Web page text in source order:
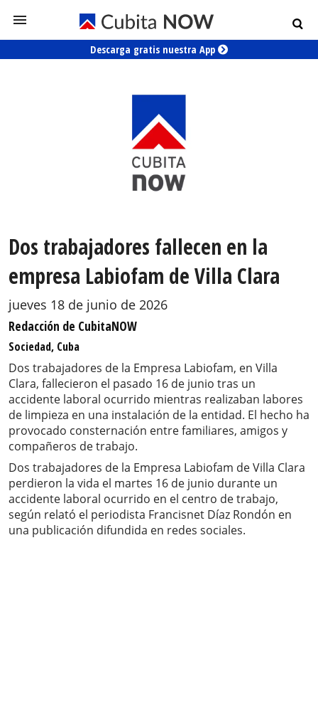
Descarga gratis nuestra App
Dos trabajadores fallecen en la
empresa Labiofam de Villa Clara
jueves 18 de junio de 2026
Redacción de CubitaNOW
Sociedad, Cuba
Dos trabajadores de la Empresa Labiofam, en Villa
Clara, fallecieron el pasado 16 de junio tras un
accidente laboral ocurrido mientras realizaban labores
de limpieza en una instalación de la entidad. El hecho ha
provocado consternación entre familiares, amigos y
compañeros de trabajo.
Dos trabajadores de la Empresa Labiofam de Villa Clara
perdieron la vida el martes 16 de junio durante un
accidente laboral ocurrido en el centro de trabajo,
según relató el periodista Francisnet Díaz Rondón en
una publicación difundida en redes sociales.